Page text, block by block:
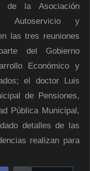
de la Asociación
Autoservicio y
las tres reuniones
del Gobierno
Económico y
el doctor Luis
de Pensiones,
Pública Municipal,
detalles de las
realizan para